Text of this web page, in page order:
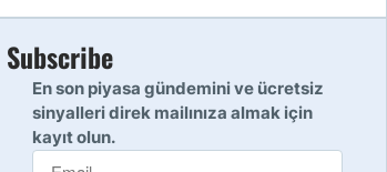
10
Subscribe
En son piyasa gündemini ve ücretsiz
sinyalleri direk mailınıza almak için
kayıt olun.